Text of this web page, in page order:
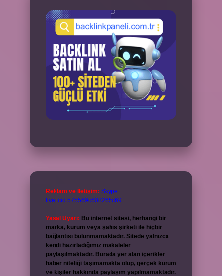
Reklam ve İletişim: Skype:
live:.cid.575569c608265c69
Yasal Uyarı: Bu internet sitesi, herhangi bir
marka, kurum veya şahıs şirketi ile hiçbir
bağlantısı bulunmamaktadır. Sitede yalnızca
kendi hazırladığımız makaleler
paylaşılmaktadır. Burada yer alan içerikler
haber niteliği taşımamakta olup, gerçek kurum
ve kişiler hakkında paylaşım yapılmamaktadır.